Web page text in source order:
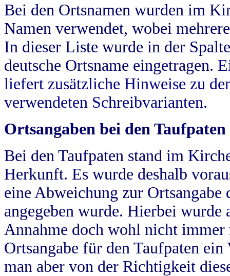
Bei den Ortsnamen wurden im
Namen verwendet, wobei
In dieser Liste wurde in der
deutsche Ortsname eingetragen.
liefert zusätzliche Hinweise zu
verwendeten Schreibvarianten.
Ortsangaben bei den Taufpaten
Bei den Taufpaten stand im
Herkunft. Es wurde deshalb
eine Abweichung zur
angegeben wurde. Hierbei wurde
Annahme doch wohl nicht
Ortsangabe für den Taufpaten
man aber von der Richtigkeit